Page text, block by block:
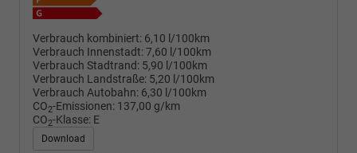
Verbrauch kombiniert: 6,10 l/100km
Verbrauch Innenstadt:7,60 l/100km
Verbrauch Stadtrand: 5,90 l/100km
Verbrauch Landstraße: 5,20 l/100km
Verbrauch Autobahn: 6,30 l/100km
CO2-Emissionen: 137,00 g/km
CO2-Klasse: E
Download